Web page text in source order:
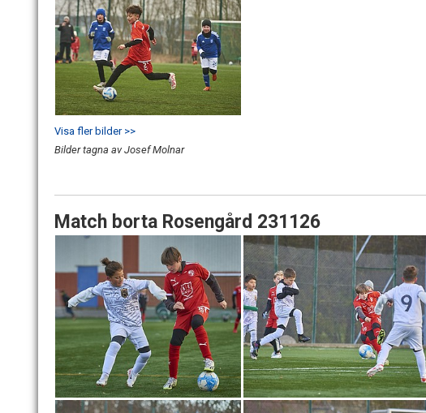
Visa fler bilder >>
Bilder tagna av Josef Molnar
Match borta Rosengård 231126